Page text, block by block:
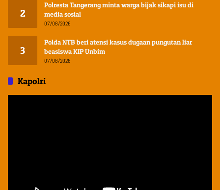
2
Polresta Tangerang minta warga bijak sikapi isu di
media sosial
07/08/2026
3
Polda NTB beri atensi kasus dugaan pungutan liar
beasiswa KIP Unbim
07/08/2026
Kapolri